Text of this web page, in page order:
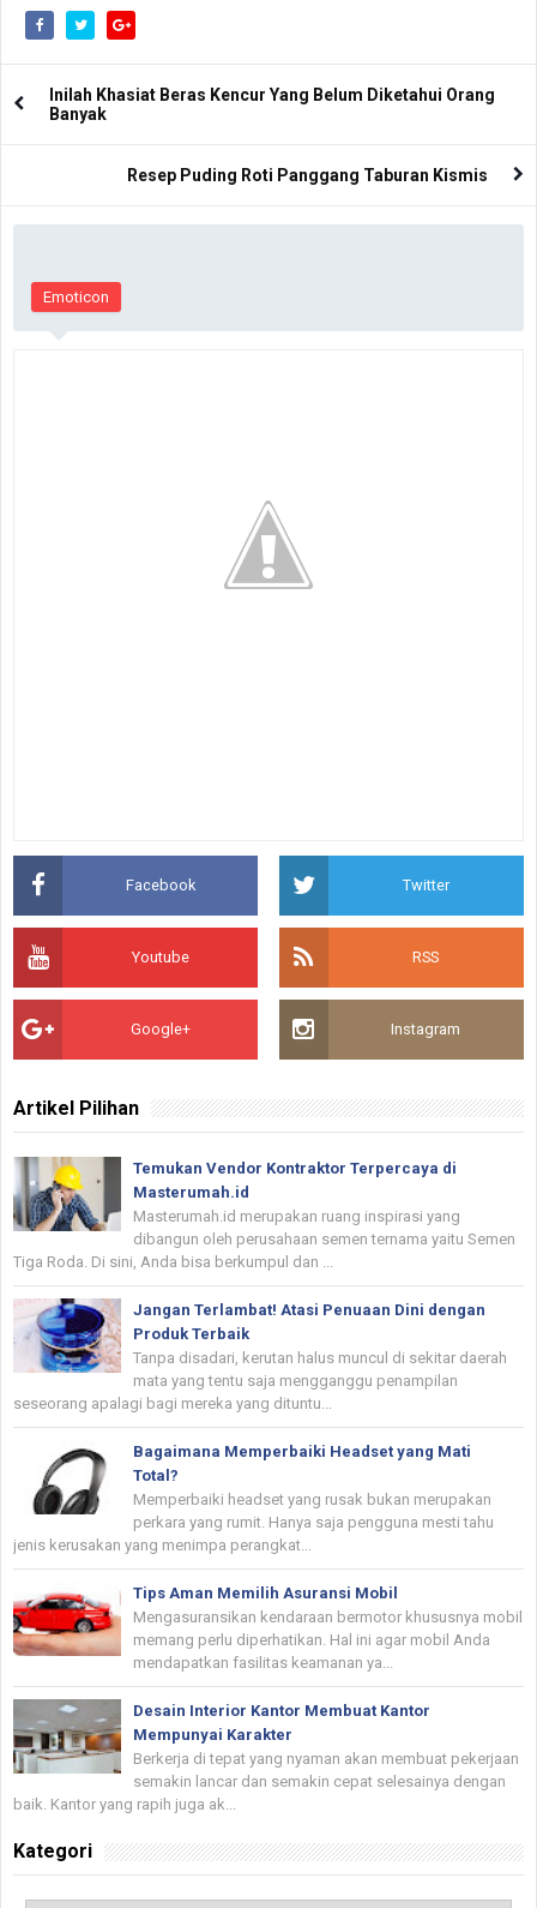
Inilah Khasiat Beras Kencur Yang Belum Diketahui Orang
Banyak
Resep Puding Roti Panggang Taburan Kismis
Emoticon
Facebook Twitter
Youtube RSS
Google+ Instagram
Artikel Pilihan
Temukan Vendor Kontraktor Terpercaya di
Masterumah.id
Masterumah.id merupakan ruang inspirasi yang
dibangun oleh perusahaan semen ternama yaitu Semen
Tiga Roda. Di sini, Anda bisa berkumpul dan ...
Jangan Terlambat! Atasi Penuaan Dini dengan
Produk Terbaik
Tanpa disadari, kerutan halus muncul di sekitar daerah
mata yang tentu saja mengganggu penampilan
seseorang apalagi bagi mereka yang dituntu...
Bagaimana Memperbaiki Headset yang Mati
Total?
Memperbaiki headset yang rusak bukan merupakan
perkara yang rumit. Hanya saja pengguna mesti tahu
jenis kerusakan yang menimpa perangkat...
Tips Aman Memilih Asuransi Mobil
Mengasuransikan kendaraan bermotor khususnya mobil
memang perlu diperhatikan. Hal ini agar mobil Anda
mendapatkan fasilitas keamanan ya...
Desain Interior Kantor Membuat Kantor
Mempunyai Karakter
Berkerja di tepat yang nyaman akan membuat pekerjaan
semakin lancar dan semakin cepat selesainya dengan
baik. Kantor yang rapih juga ak...
Kategori